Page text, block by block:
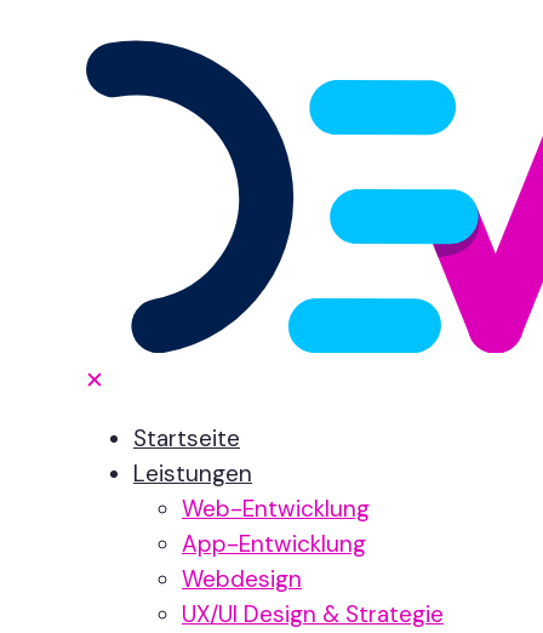
✕
Startseite
Leistungen
Web-Entwicklung
App-Entwicklung
Webdesign
UX/UI Design & Strategie